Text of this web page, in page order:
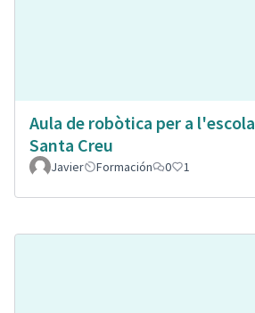
Aula de robòtica per a l'escola
Santa Creu
Javier Formación 0 1